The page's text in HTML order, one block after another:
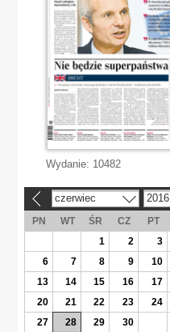
Wydanie: 10482
czerwiec 2016
PN WT ŚR CZ PT
1
2 3
6
7 8 9 10
13
14 15 16 17
20
21 22 23 24
27
28 29 30